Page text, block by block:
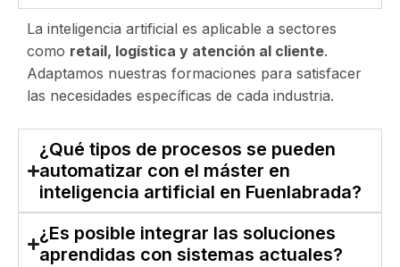
La inteligencia artificial es aplicable a sectores
como retail, logística y atención al cliente.
Adaptamos nuestras formaciones para satisfacer
las necesidades específicas de cada industria.
¿Qué tipos de procesos se pueden
automatizar con el máster en
inteligencia artificial en Fuenlabrada?
¿Es posible integrar las soluciones
aprendidas con sistemas actuales?